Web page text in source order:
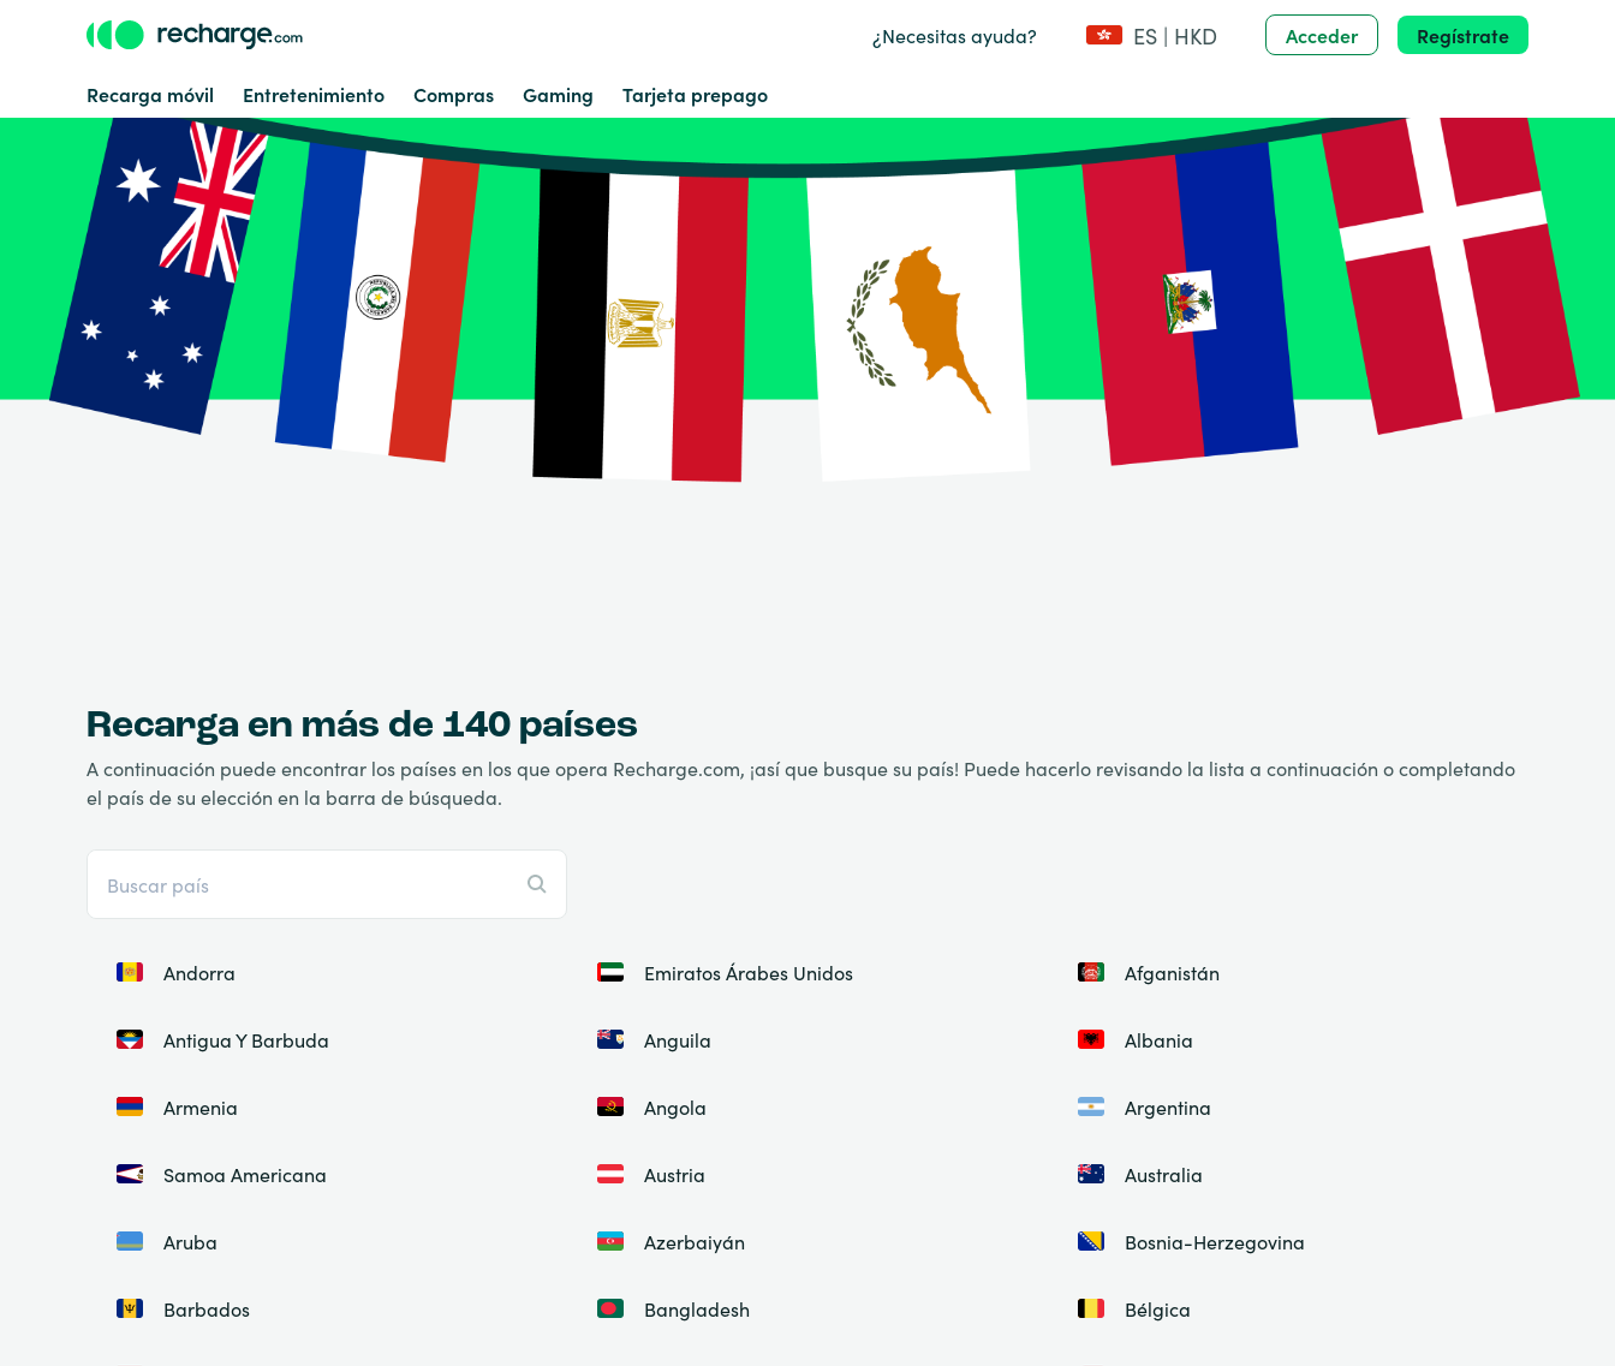
¿Necesitas ayuda? ES | HKD Acceder Regístrate
Recarga móvil Entretenimiento Compras Gaming Tarjeta prepago
Recarga en más de 140 países
A continuación puede encontrar los países en los que opera Recharge.com, ¡así que busque su país! Puede hacerlo revisando la lista a continuación o completando
el país de su elección en la barra de búsqueda.
Andorra Emiratos Árabes Unidos Afganistán
Antigua Y Barbuda Anguila Albania
Armenia Angola Argentina
Samoa Americana Austria Australia
Aruba Azerbaiyán Bosnia-Herzegovina
Barbados Bangladesh Bélgica